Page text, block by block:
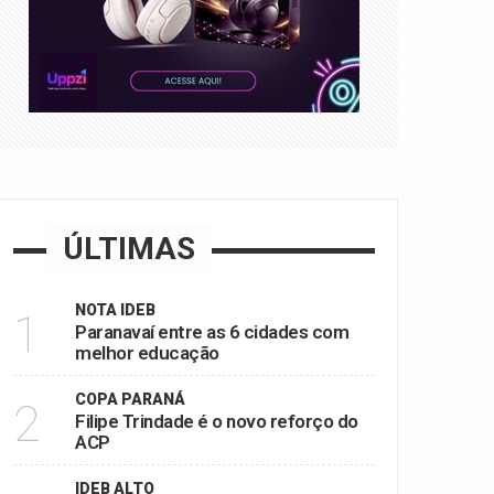
ÚLTIMAS
1 NOTA IDEB
Paranavaí entre as 6 cidades com
melhor educação
2 COPA PARANÁ
Filipe Trindade é o novo reforço do
ACP
IDEB ALTO